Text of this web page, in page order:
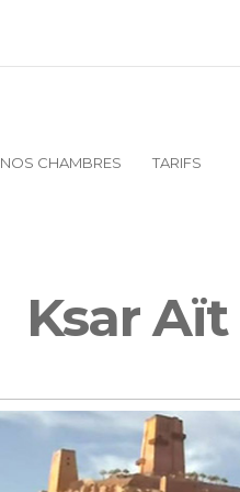
NOS CHAMBRES TARIFS
Ksar